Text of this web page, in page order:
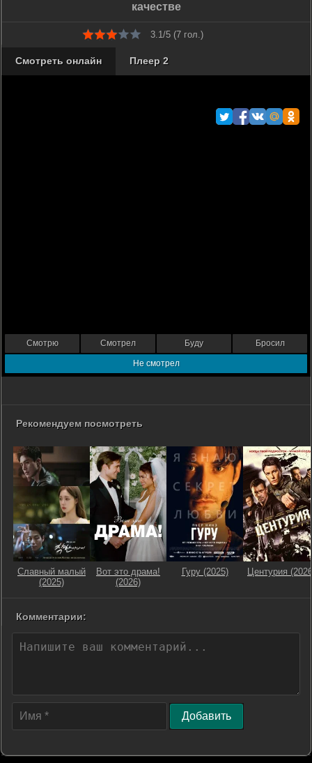
качестве
3.1/5 (7гол.)
Смотреть онлайн Плеер 2
Смотрю Смотрел Буду Бросил
Не смотрел
Рекомендуем посмотреть
Славный малый
(2025)
Вот это драма!
(2026)
Гуру (2025) Центурия
Комментарии:
Добавить